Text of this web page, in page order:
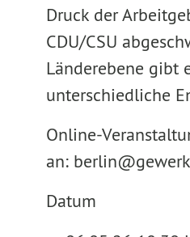
Druck der
CDU/CSU
Länderebene gibt
unterschiedliche
Online-
an:
Datum